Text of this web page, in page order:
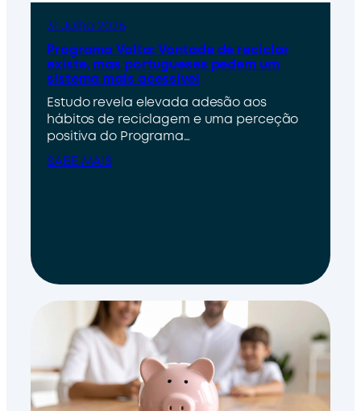
31 Julho 2026
Programa Volta: Vontade de reciclar
existe, mas portugueses pedem um
sistema mais acessível
Estudo revela elevada adesão aos
hábitos de reciclagem e uma perceção
positiva do Programa…
SABE MAIS